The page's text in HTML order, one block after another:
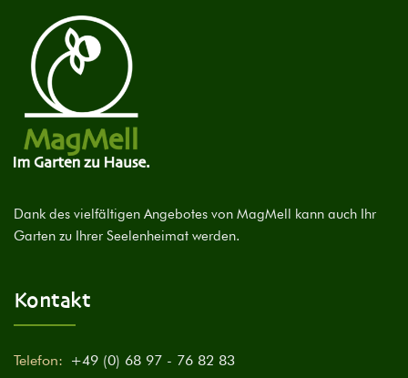
Dank des vielfältigen Angebotes von MagMell kann auch Ihr
Garten zu Ihrer Seelenheimat werden.
Kontakt
Telefon: +49 (0) 68 97 - 76 82 83